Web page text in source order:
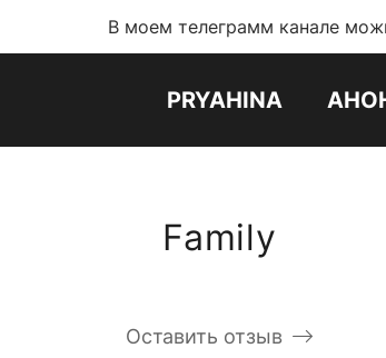
PRYAHINA
Family
Оставить отзыв
В моем телеграмм канале можно узнать